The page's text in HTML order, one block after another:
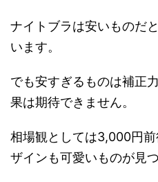
ナイトブラは安いものだ
います。
でも安すぎるものは補正
果は期待できません。
相場観としては3,000円
ザインも可愛いものが見つ